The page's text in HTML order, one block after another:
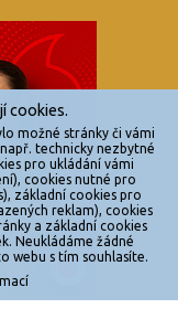
zakázáno.
cookies.
možné stránky či vámi
technicky nezbytné
pro ukládání vámi
cookies nutné pro
základní cookies pro
reklam), cookies
a základní cookies
Neukládáme žádné
webu s tím souhlasíte.